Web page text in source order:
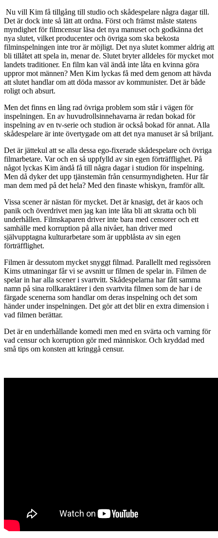
Nu vill Kim få tillgång till studio och skådespelare några dagar till.
Det är dock inte så lätt att ordna. Först och främst måste statens
myndighet för filmcensur läsa det nya manuset och godkänna det
nya slutet, vilket producenter och övriga som ska bekosta
filminspelningen inte tror är möjligt. Det nya slutet kommer aldrig att
bli tillåtet att spela in, menar de. Slutet bryter alldeles för mycket mot
landets traditioner. En film kan väl ändå inte låta en kvinna göra
uppror mot männen? Men Kim lyckas få med dem genom att hävda
att slutet handlar om att döda massor av kommunister. Det är både
roligt och absurt.
Men det finns en lång rad övriga problem som står i vägen för
inspelningen. En av huvudrollsinnehavarna är redan bokad för
inspelning av en tv-serie och studion är också bokad för annat. Alla
skådespelare är inte övertygade om att det nya manuset är så briljant.
Det är jättekul att se alla dessa ego-fixerade skådespelare och övriga
filmarbetare. Var och en så uppfylld av sin egen förträfflighet. På
något lyckas Kim ändå få till några dagar i studion för inspelning.
Men då dyker det upp tjänstemän från censurmyndigheten. Hur får
man dem med på det hela? Med den finaste whiskyn, framför allt.
Vissa scener är nästan för mycket. Det är knasigt, det är kaos och
panik och överdrivet men jag kan inte låta bli att skratta och bli
underhållen. Filmskaparen driver inte bara med censorer och ett
samhälle med korruption på alla nivåer, han driver med
självupptagna kulturarbetare som är uppblåsta av sin egen
förträfflighet.
Filmen är dessutom mycket snyggt filmad. Parallellt med regissören
Kims utmaningar får vi se avsnitt ur filmen de spelar in. Filmen de
spelar in har alla scener i svartvitt. Skådespelarna har fått samma
namn på sina rollkaraktärer i den svartvita filmen som de har i de
färgade scenerna som handlar om deras inspelning och det som
händer under inspelningen. Det gör att det blir en extra dimension i
vad filmen berättar.
Det är en underhållande komedi men med en svärta och varning för
vad censur och korruption gör med människor. Och kryddad med
små tips om konsten att kringgå censur.